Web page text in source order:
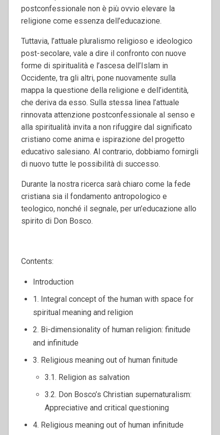
postconfessionale non è più ovvio elevare la
religione come essenza dell’educazione.
Tuttavia, l’attuale pluralismo religioso e ideologico
post-secolare, vale a dire il confronto con nuove
forme di spiritualità e l’ascesa dell’Islam in
Occidente, tra gli altri, pone nuovamente sulla
mappa la questione della religione e dell’identità,
che deriva da esso. Sulla stessa linea l’attuale
rinnovata attenzione postconfessionale al senso e
alla spiritualità invita a non rifuggire dal significato
cristiano come anima e ispirazione del progetto
educativo salesiano. Al contrario, dobbiamo fornirgli
di nuovo tutte le possibilità di successo.
Durante la nostra ricerca sarà chiaro come la fede
cristiana sia il fondamento antropologico e
teologico, nonché il segnale, per un’educazione allo
spirito di Don Bosco.
Contents:
Introduction
1. Integral concept of the human with space for
spiritual meaning and religion
2. Bi-dimensionality of human religion: finitude
and infinitude
3. Religious meaning out of human finitude
3.1. Religion as salvation
3.2. Don Bosco’s Christian supernaturalism:
Appreciative and critical questioning
4. Religious meaning out of human infinitude